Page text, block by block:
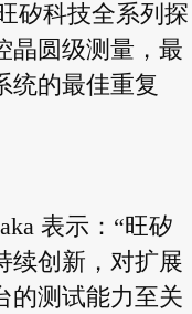
矽科技全系列探
晶圆级测量，最
统的最佳重复
表示：“旺矽
续创新，对扩展
的测试能力至关